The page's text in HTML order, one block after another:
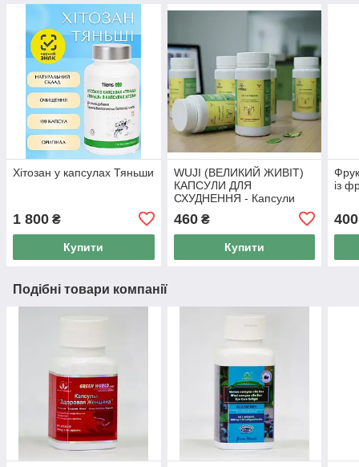
Хітозан у капсулах Тяньши
1 800 ₴
Купити
WUJI (ВЕЛИКИЙ ЖИВІТ)
КАПСУЛИ ДЛЯ
СХУДНЕННЯ - Капсули
для схуднення Тянь Ву, 50
капс
460₴
Купити
із
400
Подібні товари компанії